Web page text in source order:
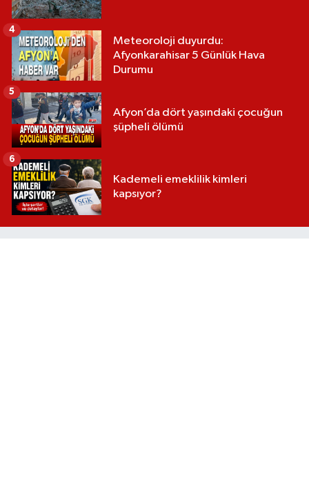
Meteoroloji duyurdu:
Afyonkarahisar 5 Günlük Hava
Durumu
4
Afyon’da dört yaşındaki çocuğun
şüpheli ölümü
5
Kademeli emeklilik kimleri
kapsıyor?
6